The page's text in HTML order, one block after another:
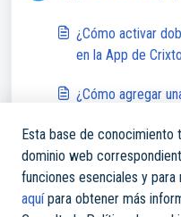
¿Cómo activar
en la App de
¿Cómo agregar
¿Cómo convertir
Pay?
Ver todo 10
Esta base de conocimiento
dominio web
funciones esenciales y
aquípara obtener más